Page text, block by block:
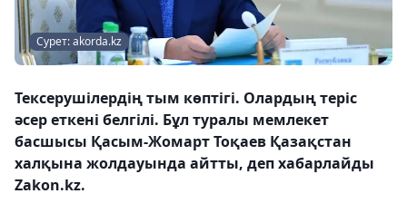
Сурет: akorda.kz
Тексерушілердің тым көптігі. Олардың теріс
әсер еткені белгілі. Бұл туралы мемлекет
басшысы Қасым-Жомарт Тоқаев Қазақстан
халқына жолдауында айтты, деп хабарлайды
Zakon.kz.